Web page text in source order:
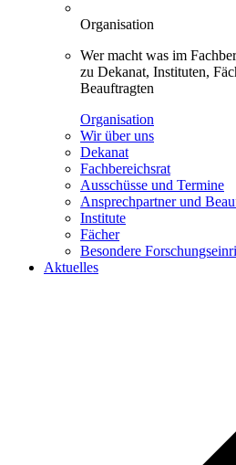
Organisation
Wer macht was im
zu Dekanat, Instituten,
Beauftragten
Organisation
Wir über uns
Dekanat
Fachbereichsrat
Ausschüsse und Termine
Ansprechpartner und
Institute
Fächer
Besondere
Aktuelles